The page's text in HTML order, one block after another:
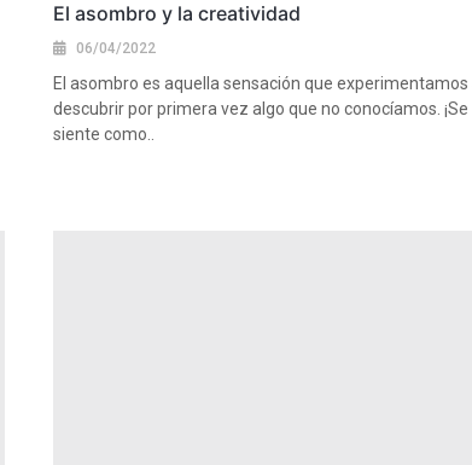
El asombro y la creatividad
06/04/2022
El asombro es aquella sensación que experimentamos
descubrir por primera vez algo que no conocíamos. ¡Se
siente como..